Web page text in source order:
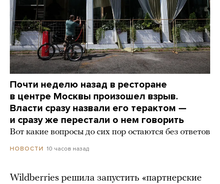
Почти неделю назад в ресторане
в центре Москвы произошел взрыв.
Власти сразу назвали его терактом —
и сразу же перестали о нем говорить
Вот какие вопросы до сих пор остаются без ответов
НОВОСТИ 10 часов назад
Wildberries решила запустить «партнерские